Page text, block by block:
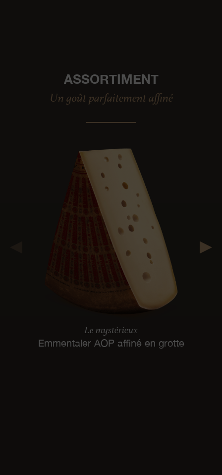
ASSORTIMENT
Un goût parfaitement affiné
Le mystérieux
Emmentaler AOP affiné en grotte